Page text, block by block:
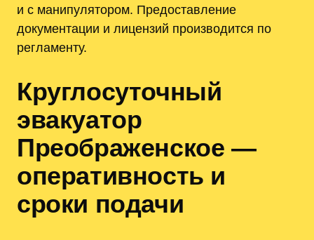
и с манипулятором. Предоставление
документации и лицензий производится по
регламенту.
Круглосуточный
эвакуатор
Преображенское —
оперативность и
сроки подачи